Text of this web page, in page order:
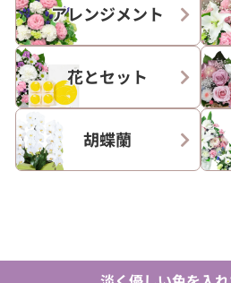
アレンジメント
花とセット
胡蝶蘭